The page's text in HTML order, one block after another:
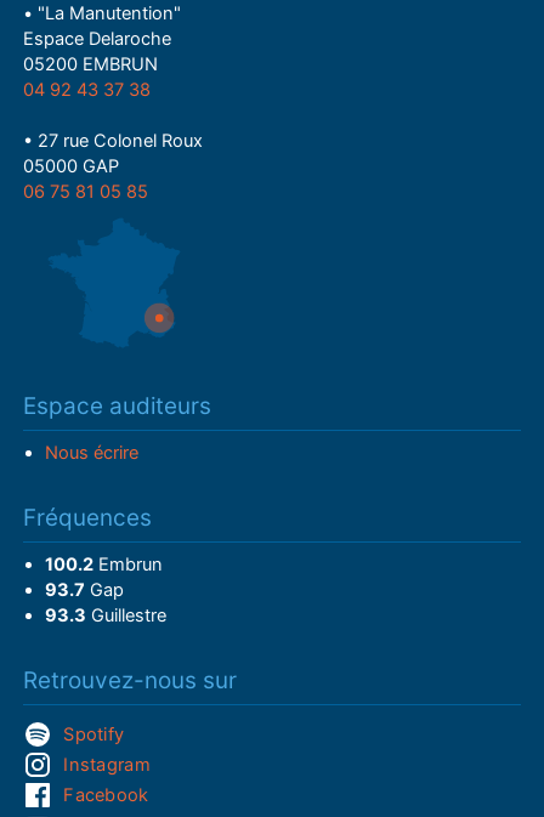
• "La Manutention"
Espace Delaroche
05200 EMBRUN
04 92 43 37 38
• 27 rue Colonel Roux
05000 GAP
06 75 81 05 85
Espace auditeurs
Nous écrire
Fréquences
100.2Embrun
93.7 Gap
93.3 Guillestre
Retrouvez-nous sur
Spotify
Instagram
Facebook